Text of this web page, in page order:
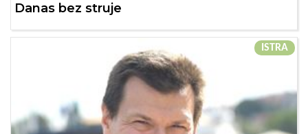
Danas bez struje
ISTRA